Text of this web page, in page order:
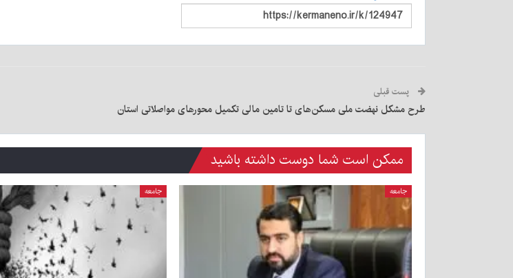
پست قبلی
طرح مشکل نهضت ملی مسکن‌های تا تامین مالی تکمیل محورهای مواصلاتی استان
ممکن است شما دوست داشته باشید
جامعه جامعه